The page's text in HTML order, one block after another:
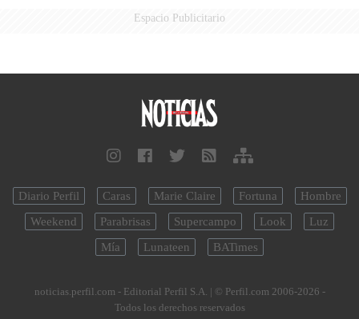
Espacio Publicitario
Diario Perfil Caras Marie Claire Fortuna
Hombre
Weekend
Parabrisas Supercampo Look
Luz
Mía
Lunateen BATimes
noticias.perfil.com - Editorial Perfil S.A. | © Perfil.com 2006-2026 -
Todos los derechos reservados